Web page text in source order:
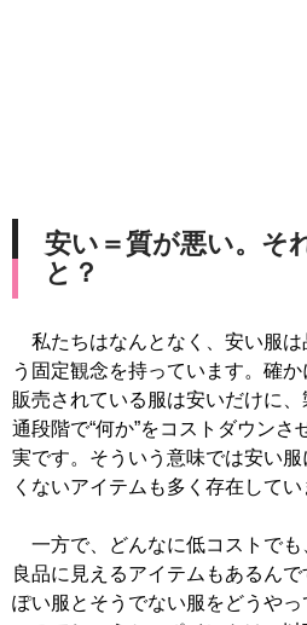
安い＝質が悪い。そ
と？
私たちはなんとなく、安い服は
う固定観念を持っています。確
販売されている服は安いだけに
通段階で“何か”をコストダウンさ
実です。そういう意味では安い服
くないアイテムも多く存在してい
一方で、どんなに低コストでも
良品に見えるアイテムもあるん
ぽい服とそうでない服をどうやっ